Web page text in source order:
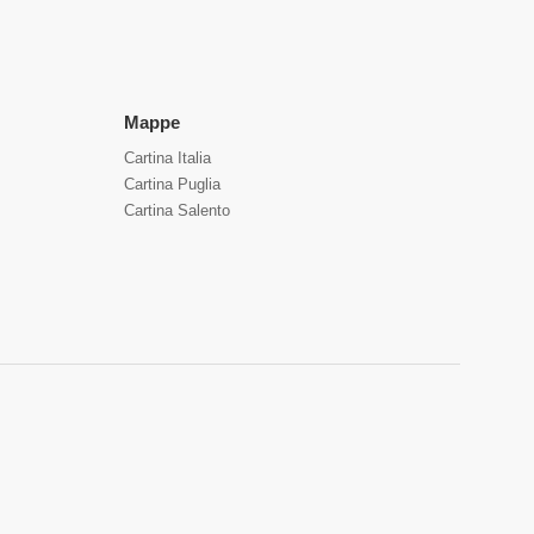
Mappe
Cartina Italia
Cartina Puglia
Cartina Salento